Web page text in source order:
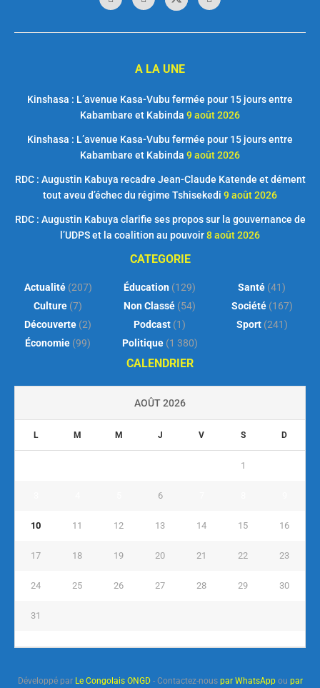
A LA UNE
Kinshasa : L’avenue Kasa-Vubu fermée pour 15 jours entre
Kabambare et Kabinda 9 août 2026
Kinshasa : L’avenue Kasa-Vubu fermée pour 15 jours entre
Kabambare et Kabinda 9 août 2026
RDC : Augustin Kabuya recadre Jean-Claude Katende et dément
tout aveu d’échec du régime Tshisekedi 9 août 2026
RDC : Augustin Kabuya clarifie ses propos sur la gouvernance de
l’UDPS et la coalition au pouvoir8 août 2026
CATEGORIE
Actualité(207)
Culture (7)
Découverte (2)
Économie (99)
Éducation (129)
Non Classé (54)
Podcast (1)
Politique(1 380)
Santé (41)
Société(167)
Sport(241)
CALENDRIER
AOÛT 2026
L M M J V S D
1
6
10 11 12 13 14 15 16
17 18 19 20 21 22 23
24 25 26 27 28 29 30
31
Développé par Le Congolais ONGD- Contactez-nous par WhatsAppou par